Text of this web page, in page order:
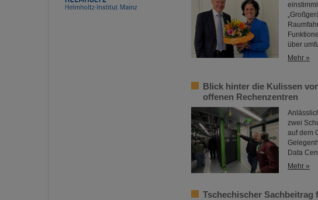
über
Mehr »
Blick hinter die Kulissen
offenen Rechenzentren
zwei
auf dem
Data
Mehr »
Tschechischer Sachbeitrag